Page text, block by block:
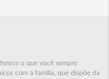
o que você sempre
com a família, que dispõe da